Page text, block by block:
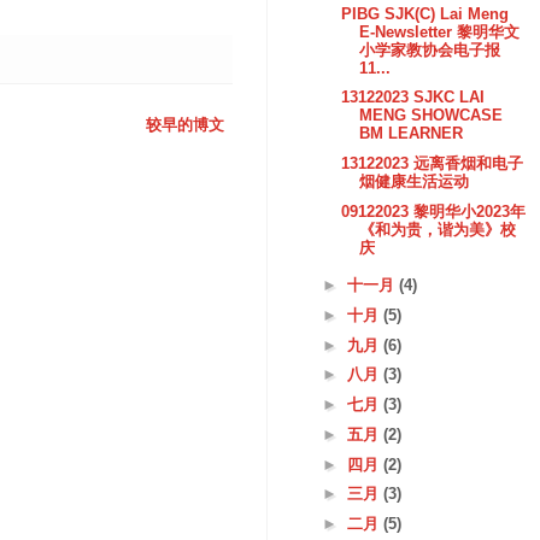
较早的博文
PIBG SJK(C) Lai Meng
E-Newsletter 黎明华文
小学家教协会电子报
11...
13122023 SJKC LAI
MENG SHOWCASE
BM LEARNER
13122023 远离香烟和电子
烟健康生活运动
09122023 黎明华小2023年
《和为贵，谐为美》校
庆
► 十一月 (4)
► 十月 (5)
► 九月 (6)
► 八月 (3)
► 七月 (3)
► 五月 (2)
► 四月 (2)
► 三月 (3)
► 二月 (5)